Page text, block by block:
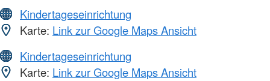
Kindertageseinrichtung
Karte: Link zur Google Maps Ansicht
Kindertageseinrichtung
Karte: Link zur Google Maps Ansicht